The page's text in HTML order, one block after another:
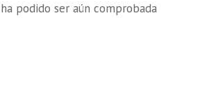
podido ser aún comprobada